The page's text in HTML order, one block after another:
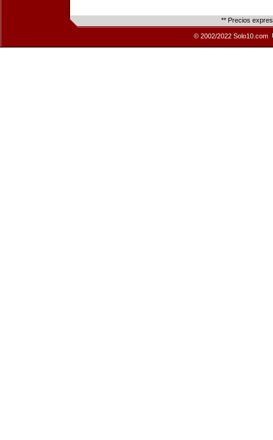
** Precios
© 2002/2022 Solo10.com